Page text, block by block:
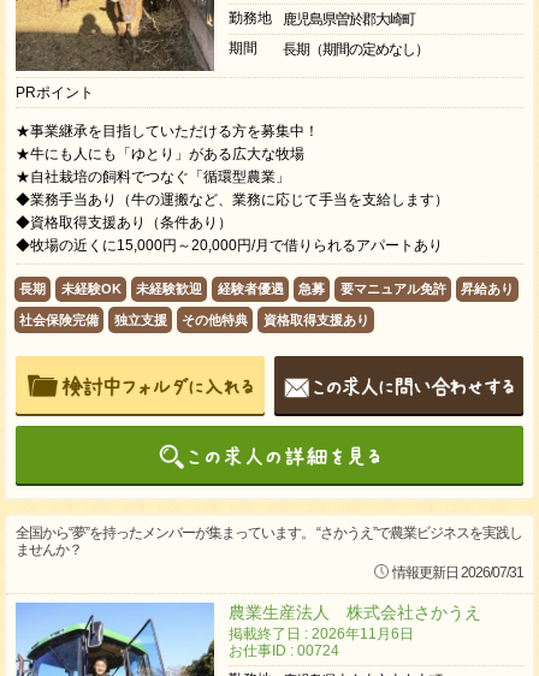
勤務地
鹿児島県曽於郡大崎町
期間
長期（期間の定めなし）
PRポイント
★事業継承を目指していただける方を募集中！
★牛にも人にも「ゆとり」がある広大な牧場
★自社栽培の飼料でつなぐ「循環型農業」
◆業務手当あり（牛の運搬など、業務に応じて手当を支給します）
◆資格取得支援あり（条件あり）
◆牧場の近くに15,000円～20,000円/月で借りられるアパートあり
長期 未経験OK 未経験歓迎 経験者優遇 急募 要マニュアル免許 昇給あり
社会保険完備 独立支援 その他特典 資格取得支援あり
全国から“夢”を持ったメンバーが集まっています。 “さかうえ”で農業ビジネスを実践し
ませんか？
情報更新日 2026/07/31
農業生産法人 株式会社さかうえ
掲載終了日 : 2026年11月6日
お仕事ID : 00724